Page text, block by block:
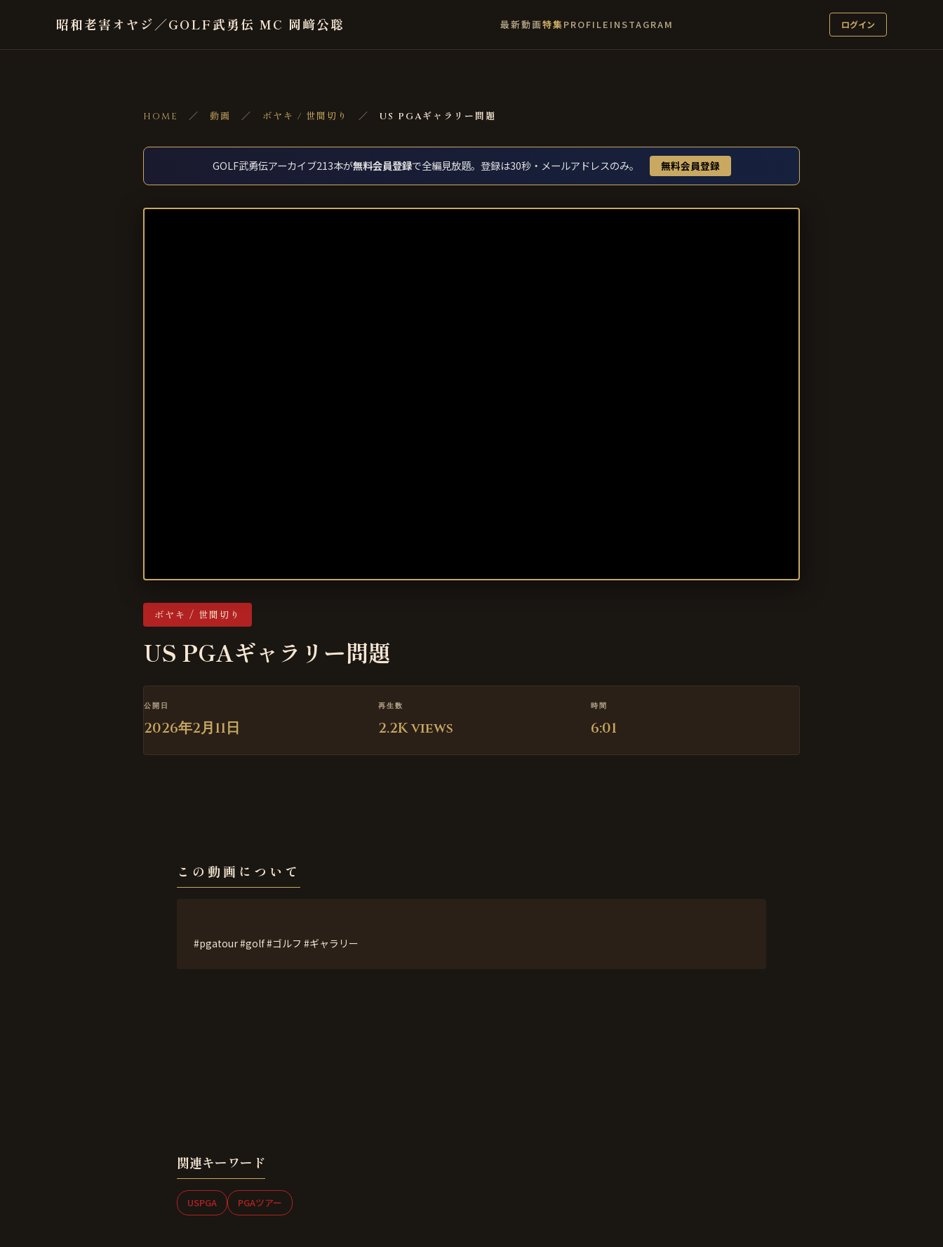
昭和老害オヤジ／GOLF武勇伝 MC 岡﨑公聡 最新動画特集PROFILE INSTAGRAM ログイン
HOME ／ 動画 ／ ボヤキ / 世間切り ／ US PGAギャラリー問題
GOLF武勇伝アーカイブ213本が無料会員登録で全編見放題。登録は30秒・メールアドレスのみ。 無料会員登録
ボヤキ / 世間切り
US PGAギャラリー問題
公開日
2026年2月11日
再生数
2.2K views
時間
6:01
この動画について
#pgatour #golf #ゴルフ #ギャラリー
関連キーワード
USPGA PGAツアー